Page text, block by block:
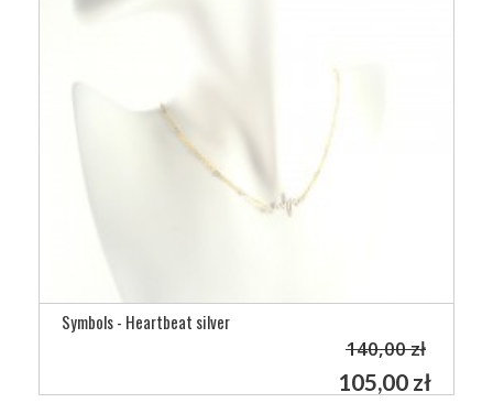
Symbols - Heartbeat silver
140,00 zł
105,00 zł